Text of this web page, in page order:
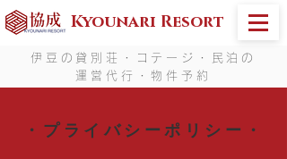
Kyounari Resort
伊豆の貸別荘・コテージ・民泊の
運営代行・物件予約
・プライバシーポリシー・